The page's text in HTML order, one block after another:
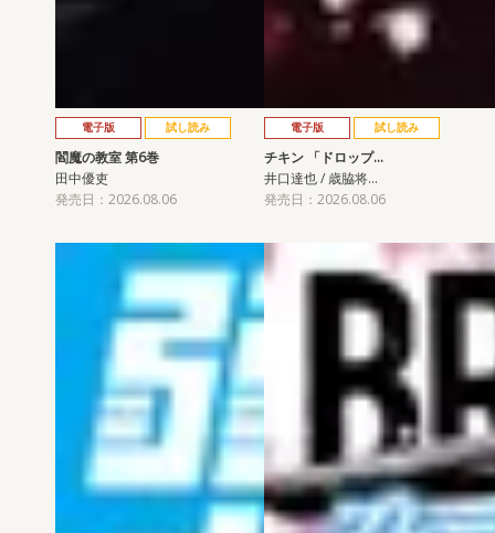
電子版 試し読み
閻魔の教室 第6巻
田中優吏
発売日：2026.08.06
電子版 試し読み
チキン 「ドロップ…
井口達也 / 歳脇将…
発売日：2026.08.06